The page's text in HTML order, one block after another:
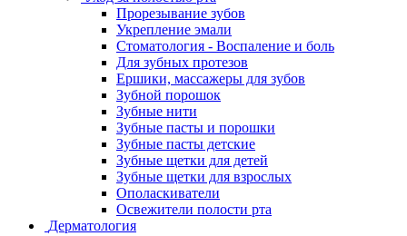
Прорезывание зубов
Укрепление эмали
Стоматология - Воспаление и боль
Для зубных протезов
Ершики, массажеры для зубов
Зубной порошок
Зубные нити
Зубные пасты и порошки
Зубные пасты детские
Зубные щетки для детей
Зубные щетки для взрослых
Ополаскиватели
Освежители полости рта
Дерматология